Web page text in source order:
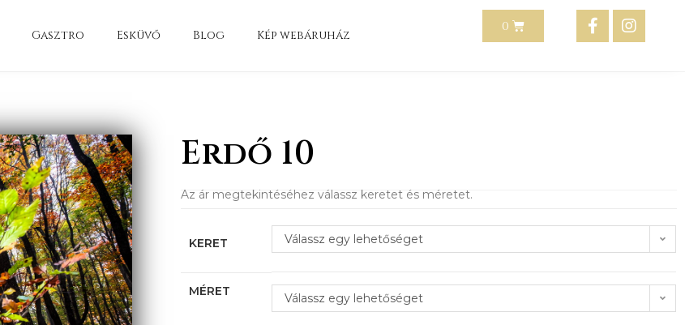
Gasztro Esküvő Blog Kép webáruház
Erdő 10
Az ár megtekintéséhez válassz keretet és méretet.
KERET Válassz egy lehetőséget
MÉRET Válassz egy lehetőséget